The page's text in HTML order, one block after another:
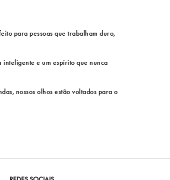
para pessoas que trabalham duro,
e um espírito que nunca
nossos olhos estão voltados para o